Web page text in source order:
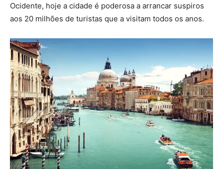
Ocidente, hoje a cidade é poderosa a arrancar suspiros
aos 20 milhões de turistas que a visitam todos os anos.